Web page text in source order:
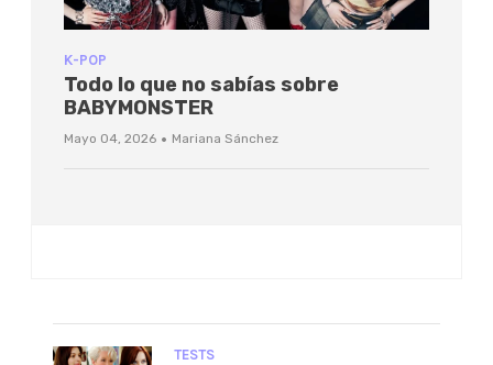
K-POP
Todo lo que no sabías sobre
BABYMONSTER
Mayo 04, 2026 · Mariana Sánchez
TESTS